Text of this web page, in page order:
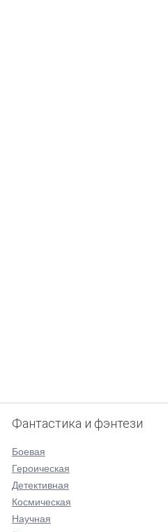
Фантастика и фэнтези
Боевая
Героическая
Детективная
Космическая
Научная